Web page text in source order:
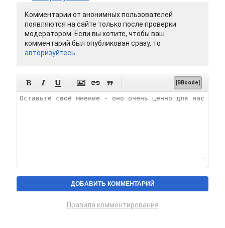
Комментарии от анонимных пользователей
появляются на сайте только после проверки
модератором. Если вы хотите, чтобы ваш
комментарий был опубликован сразу, то
авторизуйтесь
      [BBcode]
Правила комментирования